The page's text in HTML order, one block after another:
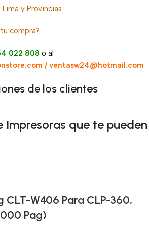
y Provincias.
compra?
022 808 o al
/ ventasw24@hotmail.com
de los clientes
Impresoras que te pueden
CLT-W406 Para CLP-360,
Pag)